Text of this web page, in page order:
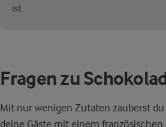
ist.
Fragen zu
Mit nur wenigen Zutaten zauberst
deine Gäste mit einem